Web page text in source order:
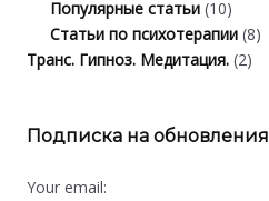
Популярные статьи (10)
Статьи по психотерапии (8)
Транс. Гипноз. Медитация. (2)
Подписка на обновления
Your email: